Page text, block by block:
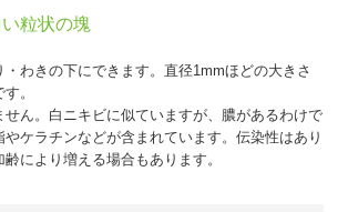
粒状の塊
わきの下にできます。直径1mmほどの大きさ
。
せん。白ニキビに似ていますが、膿があるわけで
ケラチンなどが含まれています。伝染性はあり
により増える場合もあります。